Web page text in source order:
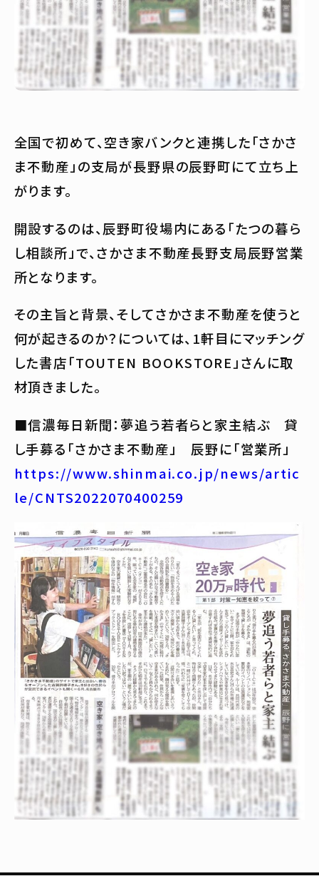
全国で初めて、空き家バンクと連携した「さかさ
ま不動産」の支局が長野県の辰野町にて立ち上
がります。
開設するのは、辰野町役場内にある「たつの暮ら
し相談所」で、さかさま不動産長野支局辰野営業
所となります。
その主旨と背景、そしてさかさま不動産を使うと
何が起きるのか？については、1軒目にマッチング
した書店「TOUTEN BOOKSTORE」さんに取
材頂きました。
■信濃毎日新聞：夢追う若者らと家主結ぶ 貸
し手募る「さかさま不動産」 辰野に「営業所」
https://www.shinmai.co.jp/news/artic
le/CNTS2022070400259